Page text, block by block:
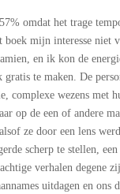
omdat het trage
boek mijn interesse niet
en ik kon de
te maken. De
complexe wezens met
op de een of andere
ze door een lens
scherp te stellen,
verhalen degene
uitdagen en ons